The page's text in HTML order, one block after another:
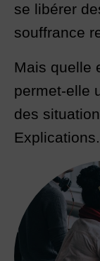
se libérer
souffrance
Mais quelle
permet-elle
des
Explications.